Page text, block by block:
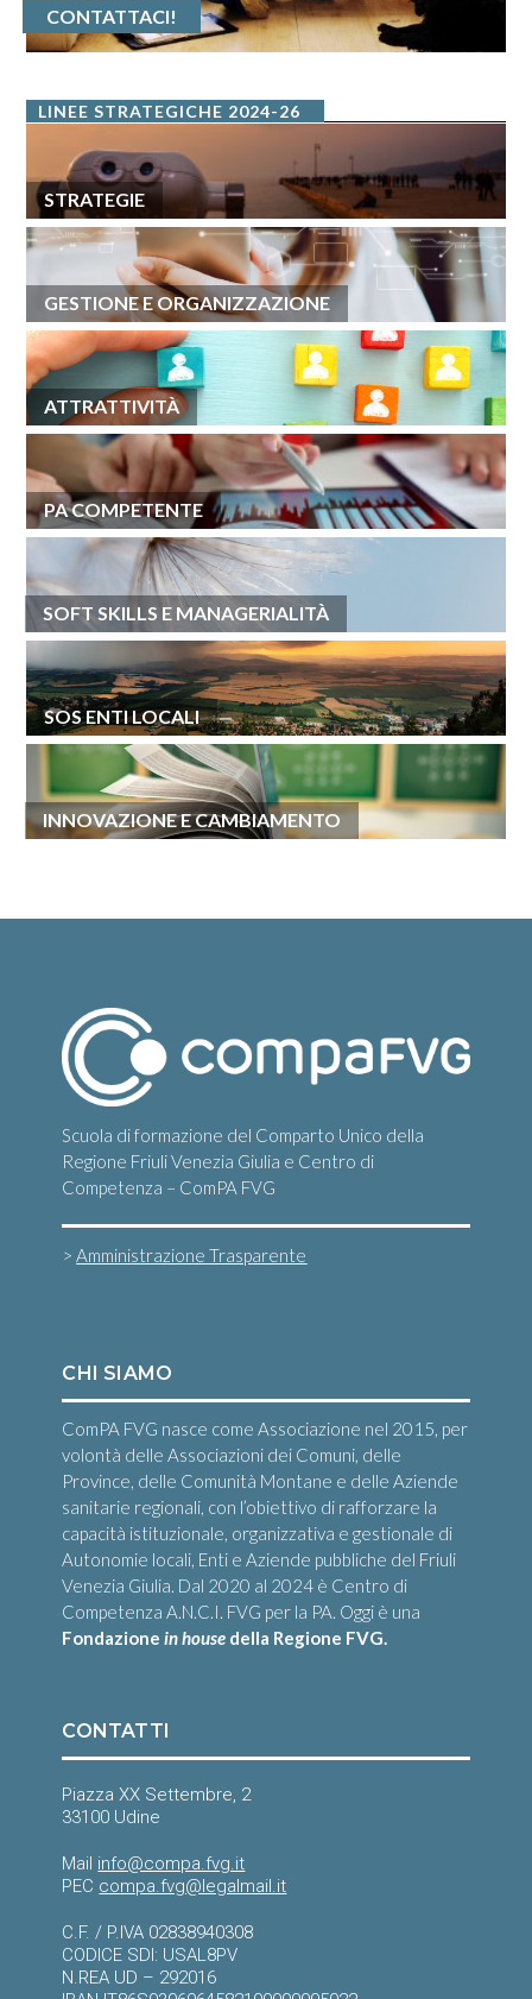
CONTATTACI!
LINEE STRATEGICHE 2024-26
STRATEGIE
GESTIONE E ORGANIZZAZIONE
ATTRATTIVITÀ
PA COMPETENTE
SOFT SKILLS E MANAGERIALITÀ
SOS ENTI LOCALI
INNOVAZIONE E CAMBIAMENTO
Scuola di formazione del Comparto Unico della
Regione Friuli Venezia Giulia e Centro di
Competenza – ComPA FVG
>Amministrazione Trasparente
CHI SIAMO
ComPA FVG nasce come Associazione nel 2015, per
volontà delle Associazioni dei Comuni, delle
Province, delle Comunità Montane e delle Aziende
sanitarie regionali, con l’obiettivo di rafforzare la
capacità istituzionale, organizzativa e gestionale di
Autonomie locali, Enti e Aziende pubbliche del Friuli
Venezia Giulia. Dal 2020 al 2024 è Centro di
Competenza A.N.C.I. FVG per la PA. Oggi è una
Fondazionein house della Regione FVG.
CONTATTI
Piazza XX Settembre, 2
33100 Udine
Mail info@compa.fvg.it
PEC compa.fvg@legalmail.it
C.F. / P.IVA 02838940308
CODICE SDI: USAL8PV
N.REA UD – 292016